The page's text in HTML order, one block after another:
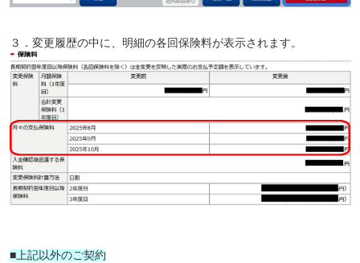
３．変更履歴の中に、明細の各回保険料が表示されます。
■上記以外のご契約